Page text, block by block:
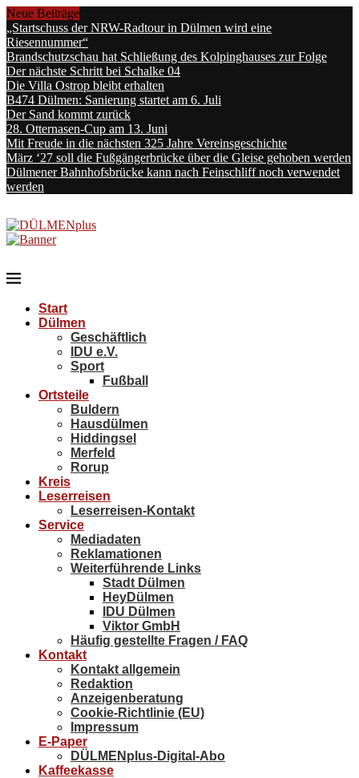
Neue Beiträge
„Startschuss der NRW-Radtour in Dülmen wird eine
Riesennummer“
Brandschutzschau hat Schließung des Kolpinghauses zur Folge
Der nächste Schritt bei Schalke 04
Die Villa Ostrop bleibt erhalten
B474 Dülmen: Sanierung startet am 6. Juli
Der Sand kommt zurück
28. Otternasen-Cup am 13. Juni
Mit Freude in die nächsten 325 Jahre Vereinsgeschichte
März ‘27 soll die Fußgängerbrücke über die Gleise gehoben werden
Dülmener Bahnhofsbrücke kann nach Feinschliff noch verwendet
werden
Start
Dülmen
Geschäftlich
IDU e.V.
Sport
Fußball
Ortsteile
Buldern
Hausdülmen
Hiddingsel
Merfeld
Rorup
Kreis
Leserreisen
Leserreisen-Kontakt
Service
Mediadaten
Reklamationen
Weiterführende Links
Stadt Dülmen
HeyDülmen
IDU Dülmen
Viktor GmbH
Häufig gestellte Fragen / FAQ
Kontakt
Kontakt allgemein
Redaktion
Anzeigenberatung
Cookie-Richtlinie (EU)
Impressum
E-Paper
DÜLMENplus-Digital-Abo
Kaffeekasse